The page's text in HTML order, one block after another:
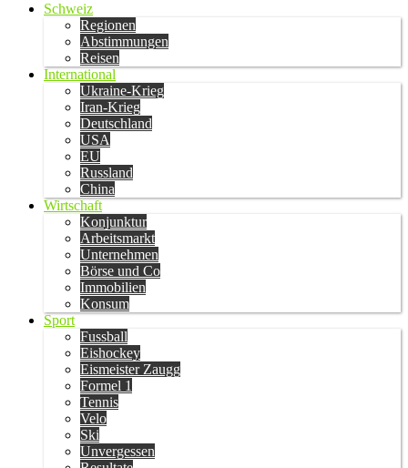
Schweiz
Regionen
Abstimmungen
Reisen
International
Ukraine-Krieg
Iran-Krieg
Deutschland
USA
EU
Russland
China
Wirtschaft
Konjunktur
Arbeitsmarkt
Unternehmen
Börse und Co
Immobilien
Konsum
Sport
Fussball
Eishockey
Eismeister Zaugg
Formel 1
Tennis
Velo
Ski
Unvergessen